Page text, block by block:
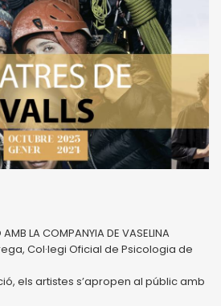
LA COMPANYIA DE VASELINA
Col·legi Oficial de Psicologia de
els artistes s’apropen al públic amb